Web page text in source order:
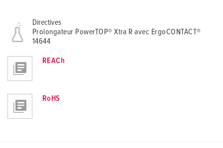
Directives
Prolongateur PowerTOP® Xtra R avec ErgoCONTACT®
14644
REACh
RoHS